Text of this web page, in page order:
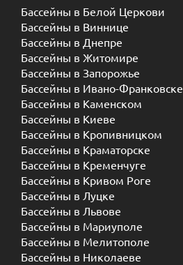
Бассейны в Белой Церкови
Бассейны в Виннице
Бассейны в Днепре
Бассейны в Житомире
Бассейны в Запорожье
Бассейны в Ивано-Франковске
Бассейны в Каменском
Бассейны в Киеве
Бассейны в Кропивницком
Бассейны в Краматорске
Бассейны в Кременчуге
Бассейны в Кривом Роге
Бассейны в Луцке
Бассейны в Львове
Бассейны в Мариуполе
Бассейны в Мелитополе
Бассейны в Николаеве